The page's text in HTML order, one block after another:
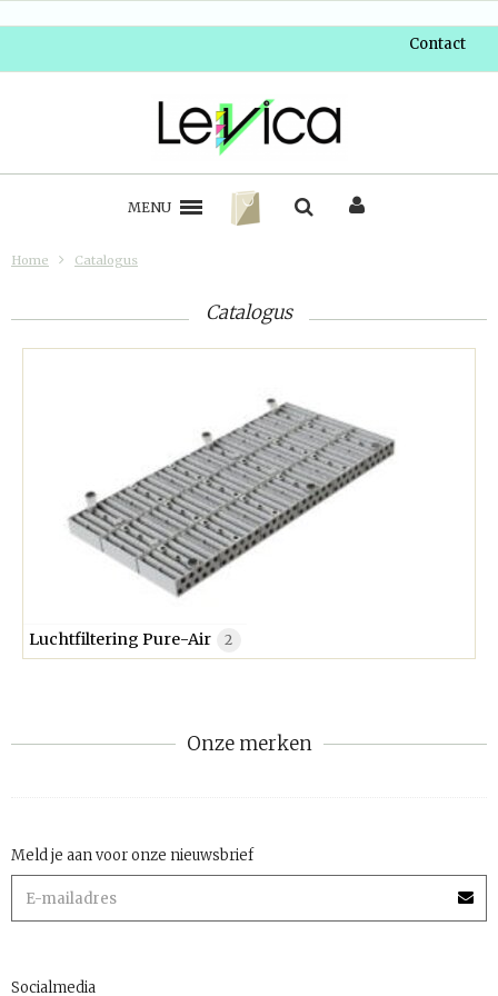
Contact
MENU
Home Catalogus
Catalogus
Luchtfiltering Pure-Air 2
Onze merken
Meld je aan voor onze nieuwsbrief
Socialmedia